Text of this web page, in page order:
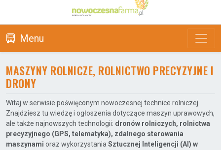
Menu
MASZYNY ROLNICZE, ROLNICTWO PRECYZYJNE I
DRONY
Witaj w serwisie poświęconym nowoczesnej technice rolniczej.
Znajdziesz tu wiedzę i ogłoszenia dotyczące maszyn uprawowych,
ale także najnowszych technologii: dronów rolniczych, rolnictwa
precyzyjnego (GPS, telematyka), zdalnego sterowania
maszynami oraz wykorzystania Sztucznej Inteligencji (AI) w